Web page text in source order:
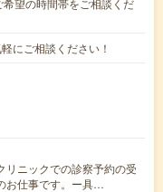
にご相談ください！
リニックでの診察予約の受
お仕事です。ー具…